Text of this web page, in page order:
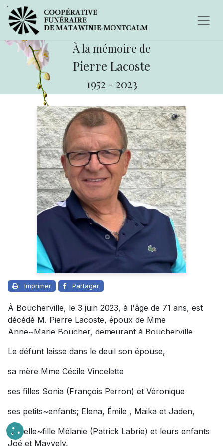
À la mémoire de
Pierre Lacoste
1952 - 2023
Imprimer Partager
À Boucherville, le 3 juin 2023, à l'âge de 71 ans, est
décédé M. Pierre Lacoste, époux de Mme
Anne~Marie Boucher, demeurant à Boucherville.
Le défunt laisse dans le deuil son épouse,
sa mère Mme Cécile Vincelette
ses filles Sonia (François Perron) et Véronique
ses petits~enfants; Elena, Émile , Maika et Jaden,
sa belle~fille Mélanie (Patrick Labrie) et leurs enfants
Joé et Mayvely,